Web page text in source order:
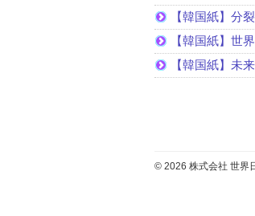
【韓国紙】分
【韓国紙】世
【韓国紙】未
© 2026 株式会社 世界